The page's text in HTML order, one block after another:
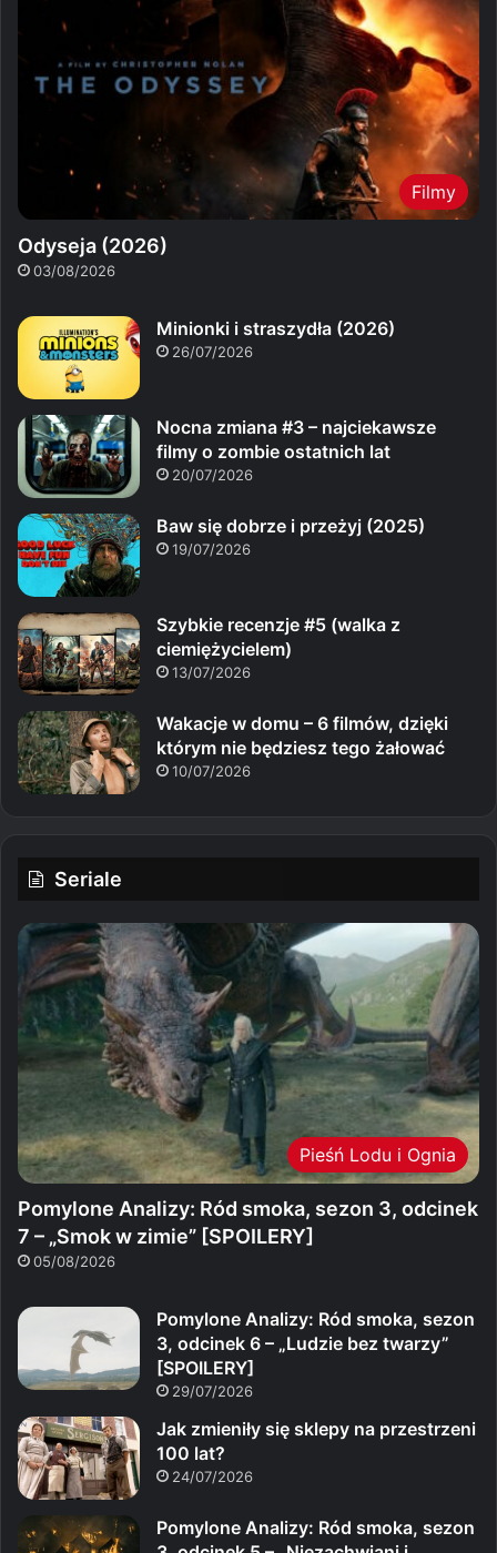
Filmy
Odyseja (2026)
03/08/2026
Minionki i straszydła (2026)
26/07/2026
Nocna zmiana #3 – najciekawsze
filmy o zombie ostatnich lat
20/07/2026
Baw się dobrze i przeżyj (2025)
19/07/2026
Szybkie recenzje #5 (walka z
ciemiężycielem)
13/07/2026
Wakacje w domu – 6 filmów, dzięki
którym nie będziesz tego żałować
10/07/2026
Seriale
Pieśń Lodu i Ognia
Pomylone Analizy: Ród smoka, sezon 3, odcinek
7 – „Smok w zimie” [SPOILERY]
05/08/2026
Pomylone Analizy: Ród smoka, sezon
3, odcinek 6 – „Ludzie bez twarzy”
[SPOILERY]
29/07/2026
Jak zmieniły się sklepy na przestrzeni
100 lat?
24/07/2026
Pomylone Analizy: Ród smoka, sezon